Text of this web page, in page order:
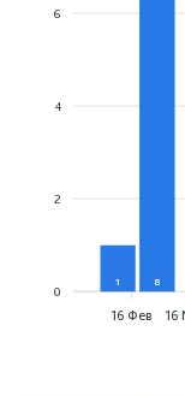
6
4
2
0
1 8
16 Фев 16